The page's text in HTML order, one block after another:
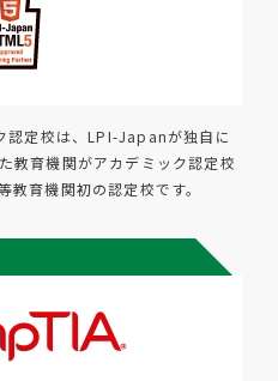
定校は、LPI-Japanが独自に
教育機関がアカデミック認定校
教育機関初の認定校です。